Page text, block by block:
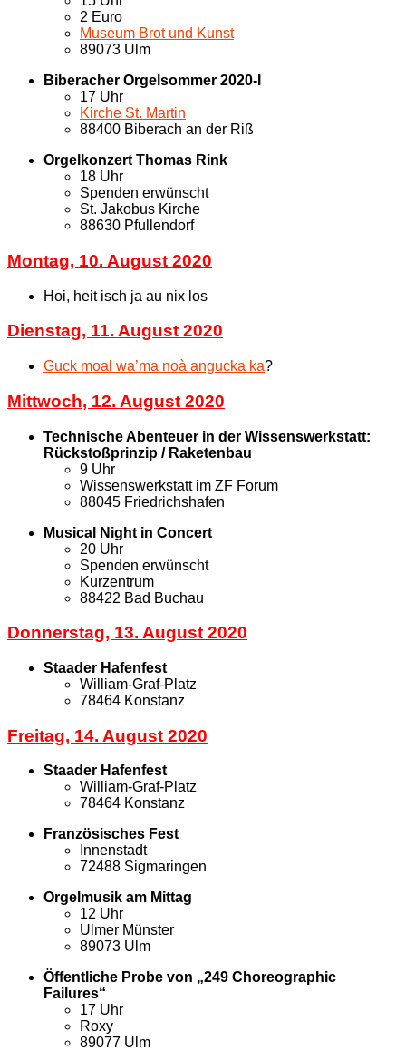
2 Euro
Museum Brot und Kunst
89073 Ulm
Biberacher Orgelsommer 2020-I
17 Uhr
Kirche St. Martin
88400 Biberach an der Riß
Orgelkonzert Thomas Rink
18 Uhr
Spenden erwünscht
St. Jakobus Kirche
88630 Pfullendorf
Montag, 10. August 2020
Hoi, heit isch ja au nix los
Dienstag, 11. August 2020
Guck moal wa’ma noà angucka ka?
Mittwoch, 12. August 2020
Technische Abenteuer in der Wissenswerkstatt:
Rückstoßprinzip / Raketenbau
9 Uhr
Wissenswerkstatt im ZF Forum
88045 Friedrichshafen
Musical Night in Concert
20 Uhr
Spenden erwünscht
Kurzentrum
88422 Bad Buchau
Donnerstag, 13. August 2020
Staader Hafenfest
William-Graf-Platz
78464 Konstanz
Freitag, 14. August 2020
Staader Hafenfest
William-Graf-Platz
78464 Konstanz
Französisches Fest
Innenstadt
72488 Sigmaringen
Orgelmusik am Mittag
12 Uhr
Ulmer Münster
89073 Ulm
Öffentliche Probe von „249 Choreographic
Failures“
17 Uhr
Roxy
89077 Ulm